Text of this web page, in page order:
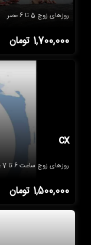
روزهای زوج 5 تا 6 عصر
1,700,000 تومان
cx
روزهای زوج ساعت 6 تا 7 عصر
1,500,000 تومان